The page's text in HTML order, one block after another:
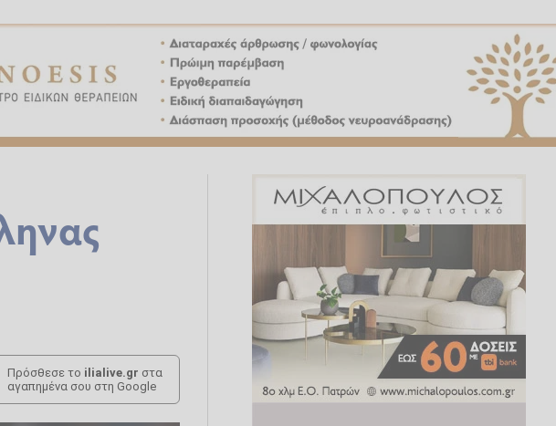
Πρόσθεσε το ilialive.gr στα
αγαπημένα σου στη Google